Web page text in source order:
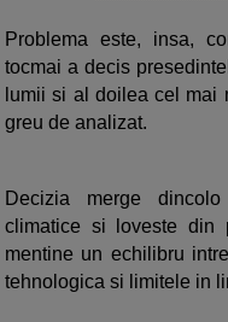
Problema este, insa,
tocmai a decis
lumii si al doilea cel mai
greu de analizat.
Decizia merge
climatice si loveste din
mentine un echilibru
tehnologica si limitele in